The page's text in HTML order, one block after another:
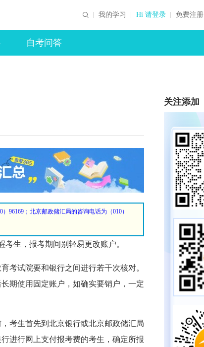
我的学习 Hi 请登录 免费注册
自考问答
96169；北京邮政储汇局的咨询电话为（010）
考生，报考期间别轻易更改账户。
试院要和银行之间进行若干次核对。
期使用固定账户，如确实要销户，一定
考生首先到北京银行或北京邮政储汇局
进行网上支付报考费的考生，确定所报
关注添加